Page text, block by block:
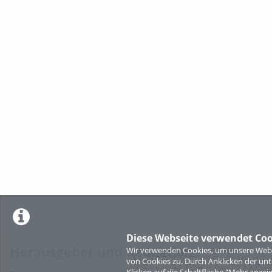
Diese Webseite verwendet
Wir verwenden Cookies, um unsere
von Cookies zu. Durch Anklicken der
Herausgeber und Redaktion